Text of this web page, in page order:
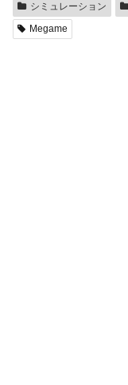
シミュレーション
Megame